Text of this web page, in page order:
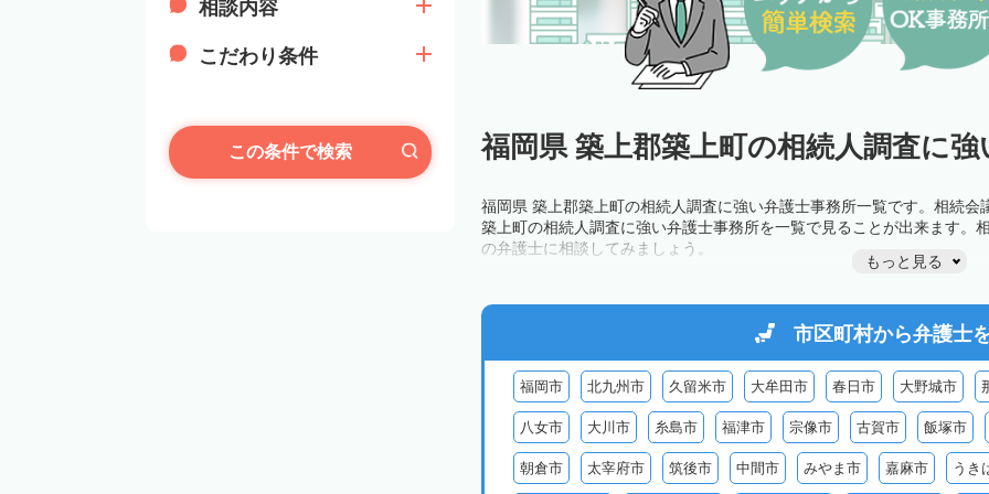
相談内容
こだわり条件
この条件で検索 福岡県 築上郡築上町の相続人調査に
福岡県 築上郡築上町の相続人調査に強い弁護士事務所一覧です。相続
築上町の相続人調査に強い弁護士事務所を一覧で見ることが出来ます。
の弁護士に相談してみましょう。
もっと見る
市区町村から弁護士
福岡市 北九州市 久留米市 大牟田市 春日市 大野城市
八女市 大川市 糸島市 福津市 宗像市 古賀市 飯塚市
朝倉市 太宰府市 筑後市 中間市 みやま市 嘉麻市 うき